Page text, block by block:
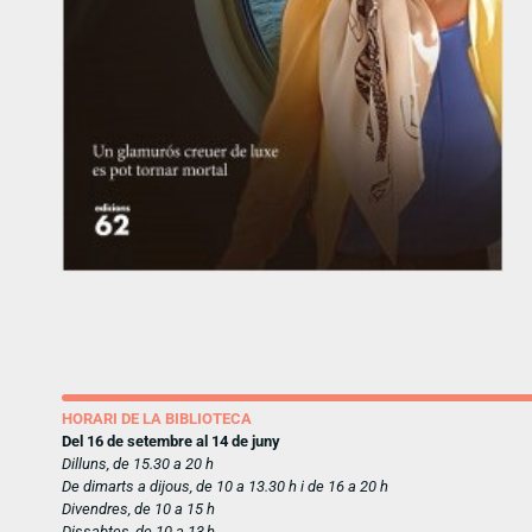
HORARI DE LA BIBLIOTECA
Del 16 de setembre al 14 de juny
Dilluns, de 15.30 a 20 h
De dimarts a dijous, de 10 a 13.30 h i de 16 a 20 h
Divendres, de 10 a 15 h